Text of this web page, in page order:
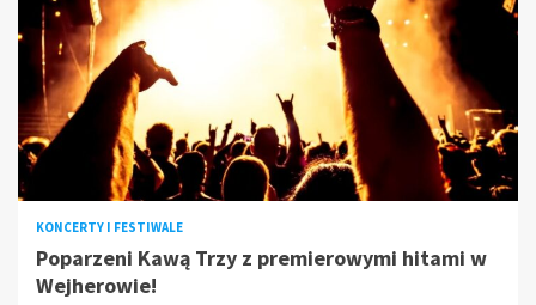
KONCERTY I FESTIWALE
Poparzeni Kawą Trzy z premierowymi hitami w
Wejherowie!